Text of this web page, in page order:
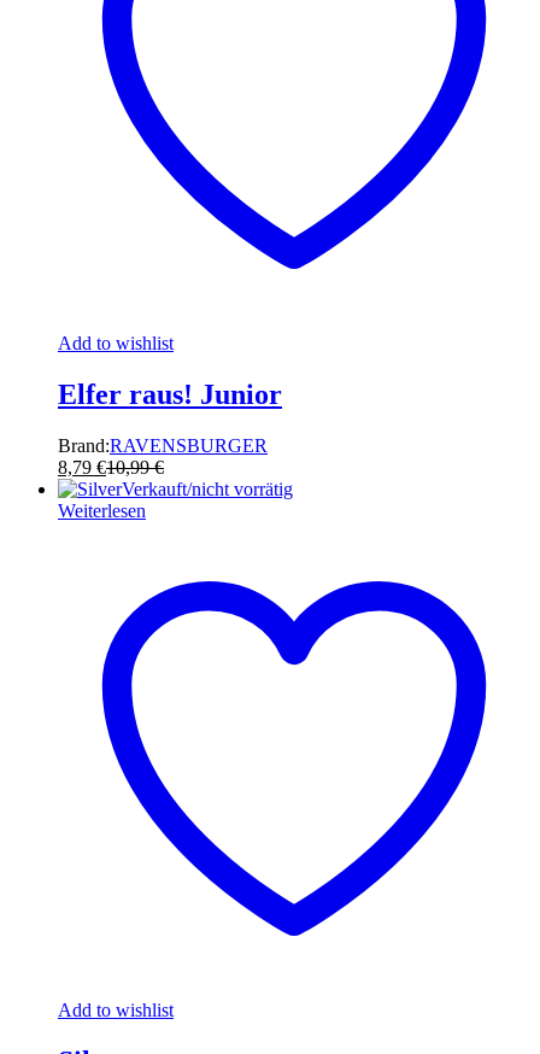
Add to wishlist
Elfer raus! Junior
Brand:RAVENSBURGER
8,79 €10,99€
Verkauft/nicht vorrätig
Weiterlesen
Add to wishlist